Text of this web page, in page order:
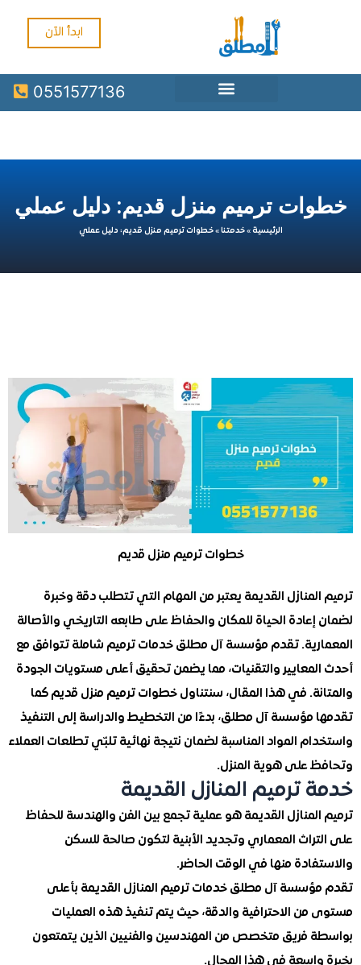
0551577136
ترميم منزل قديم: دليل عملي
خدمتنا»خطوات ترميم منزل قديم: دليل عملي
خطوات ترميم منزل قديم
القديمة يعتبر من المهام التي تتطلب دقة وخبرة
الحياة للمكان والحفاظ على طابعه التاريخي والأصالة
تقدم مؤسسة آل مطلق خدمات ترميم شاملة تتوافق مع
والتقنيات، مما يضمن تحقيق أعلى مستويات الجودة
في هذا المقال، سنتناول خطوات ترميم منزل قديم كما
مؤسسة آل مطلق، بدءًا من التخطيط والدراسة إلى التنفيذ
المواد المناسبة لضمان نتيجة نهائية تلبّي تطلعات العملاء
على هوية المنزل.
ترميم المنازل القديمة
القديمة هو عملية تجمع بين الفن والهندسة للحفاظ
المعماري وتجديد الأبنية لتكون صالحة للسكن
منها في الوقت الحاضر.
آل مطلق خدمات ترميم المنازل القديمة بأعلى
الاحترافية والدقة، حيث يتم تنفيذ هذه العمليات
فريق متخصص من المهندسين والفنيين الذين يتمتعون
في هذا المجال.